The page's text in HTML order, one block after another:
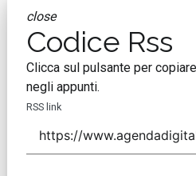
close
Codice Rss
Clicca sul pulsante per
negli appunti.
RSS link